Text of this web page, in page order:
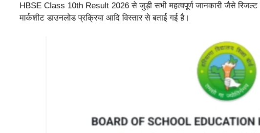
HBSE Class 10th Result 2026 से जुड़ी सभी महत्वपूर्ण जानकारी जैसे
मार्कशीट डाउनलोड प्रक्रिया आदि विस्तार से बताई गई है।